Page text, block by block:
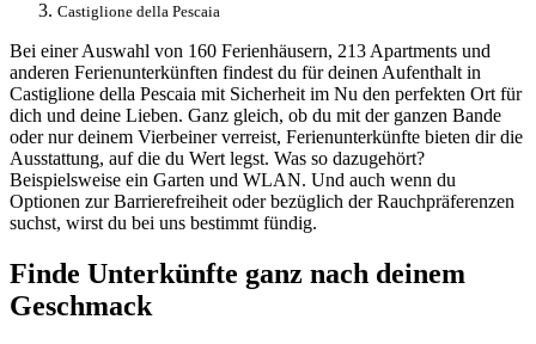
Castiglione della Pescaia
Bei einer Auswahl von 160 Ferienhäusern, 213 Apartments und
anderen Ferienunterkünften findest du für deinen Aufenthalt in
Castiglione della Pescaia mit Sicherheit im Nu den perfekten Ort für
dich und deine Lieben. Ganz gleich, ob du mit der ganzen Bande
oder nur deinem Vierbeiner verreist, Ferienunterkünfte bieten dir die
Ausstattung, auf die du Wert legst. Was so dazugehört?
Beispielsweise ein Garten und WLAN. Und auch wenn du
Optionen zur Barrierefreiheit oder bezüglich der Rauchpräferenzen
suchst, wirst du bei uns bestimmt fündig.
Finde Unterkünfte ganz nach deinem
Geschmack